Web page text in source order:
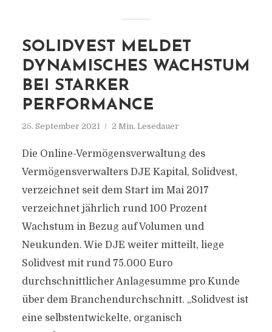
SOLIDVEST MELDET
DYNAMISCHES WACHSTUM
BEI STARKER
PERFORMANCE
25. September 2021 2 Min. Lesedauer
Die Online-Vermögensverwaltung des
Vermögensverwalters DJE Kapital, Solidvest,
verzeichnet seit dem Start im Mai 2017
verzeichnet jährlich rund 100 Prozent
Wachstum in Bezug auf Volumen und
Neukunden. Wie DJE weiter mitteilt, liege
Solidvest mit rund 75.000 Euro
durchschnittlicher Anlagesumme pro Kunde
über dem Branchendurchschnitt. „Solidvest ist
eine selbstentwickelte, organisch